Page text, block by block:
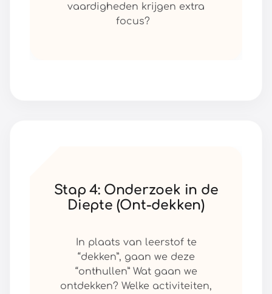
vaardigheden krijgen extra
focus?
Stap 4: Onderzoek in de
Diepte (Ont-dekken)
In plaats van leerstof te
“dekken”, gaan we deze
“onthullen” Wat gaan we
ontdekken? Welke activiteiten,